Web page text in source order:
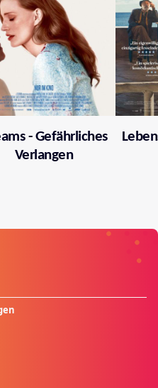
- Gefährliches
Verlangen